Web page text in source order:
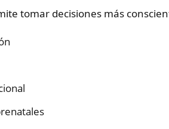
tomar decisiones más